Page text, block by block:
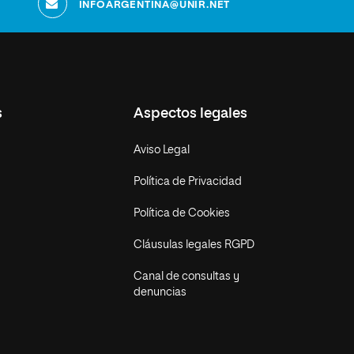
INFOARGENTINA@UNIR.NET
Aspectos legales
Aviso Legal
Política de Privacidad
Política de Cookies
Cláusulas legales RGPD
Canal de consultas y
denuncias